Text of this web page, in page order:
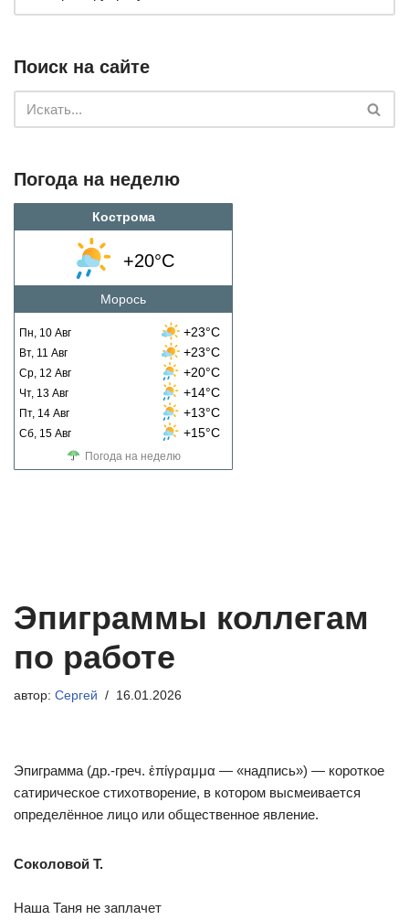
Поиск на сайте
Погода на неделю
Кострома
+20°C
Морось
Пн, 10 Авг +23°C
Вт, 11 Авг +23°C
Ср, 12 Авг +20°C
Чт, 13 Авг +14°C
Пт, 14 Авг +13°C
Сб, 15 Авг +15°C
Погода на неделю
Эпиграммы коллегам
по работе
автор: Сергей 16.01.2026
Эпиграмма (др.-греч. ἐπίγραμμα — «надпись») — короткое
сатирическое стихотворение, в котором высмеивается
определённое лицо или общественное явление.
Соколовой Т.
Наша Таня не заплачет